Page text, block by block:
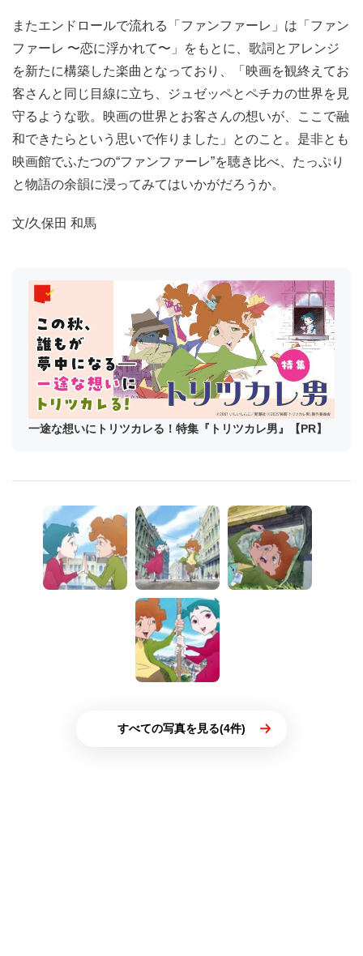
またエンドロールで流れる「ファンファーレ」は「ファン
ファーレ 〜恋に浮かれて〜」をもとに、歌詞とアレンジ
を新たに構築した楽曲となっており、「映画を観終えてお
客さんと同じ目線に立ち、ジュゼッペとペチカの世界を見
守るような歌。映画の世界とお客さんの想いが、ここで融
和できたらという思いで作りました」とのこと。是非とも
映画館でふたつの“ファンファーレ”を聴き比べ、たっぷり
と物語の余韻に浸ってみてはいかがだろうか。
文/久保田 和馬
一途な想いにトリツカレる！特集『トリツカレ男』【PR】
すべての写真を見る(4件)